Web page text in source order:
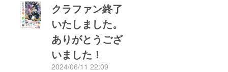
なしドームは8/5まで
となっております。出
品してくださったみな
さんのメッセージ、ア
イデア、表現、どれも
クラファン終了
いたしました。
ありがとうござ
いました！
2024/06/11 22:09